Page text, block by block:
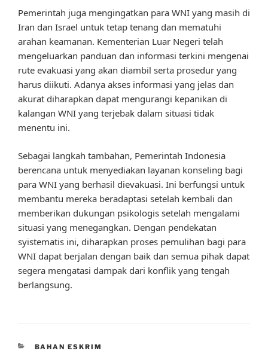
Pemerintah juga mengingatkan para WNI yang masih di
Iran dan Israel untuk tetap tenang dan mematuhi
arahan keamanan. Kementerian Luar Negeri telah
mengeluarkan panduan dan informasi terkini mengenai
rute evakuasi yang akan diambil serta prosedur yang
harus diikuti. Adanya akses informasi yang jelas dan
akurat diharapkan dapat mengurangi kepanikan di
kalangan WNI yang terjebak dalam situasi tidak
menentu ini.
Sebagai langkah tambahan, Pemerintah Indonesia
berencana untuk menyediakan layanan konseling bagi
para WNI yang berhasil dievakuasi. Ini berfungsi untuk
membantu mereka beradaptasi setelah kembali dan
memberikan dukungan psikologis setelah mengalami
situasi yang menegangkan. Dengan pendekatan
syistematis ini, diharapkan proses pemulihan bagi para
WNI dapat berjalan dengan baik dan semua pihak dapat
segera mengatasi dampak dari konflik yang tengah
berlangsung.
CATEGORIES
BAHAN ESKRIM